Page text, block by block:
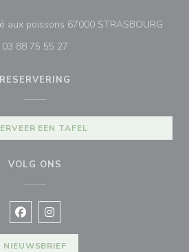
aux poissons 67000 STRASBOURG
03 88 75 55 27
RESERVERING
EEN TAFEL
VOLG ONS
Facebook ((opent in een nieuw
Instagram ((opent in een
NIEUWSBRIEF